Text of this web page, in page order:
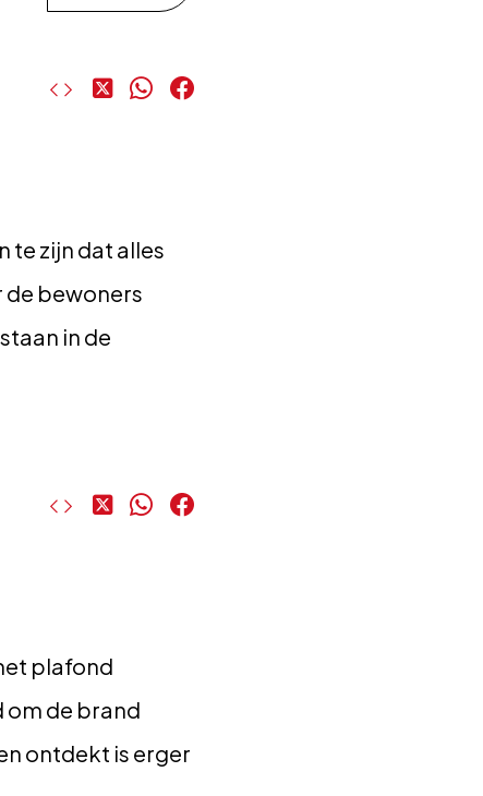
DeelDeelDeel
te zijn dat alles
de bewoners
in de
DeelDeelDeel
plafond
de brand
ontdekt is erger